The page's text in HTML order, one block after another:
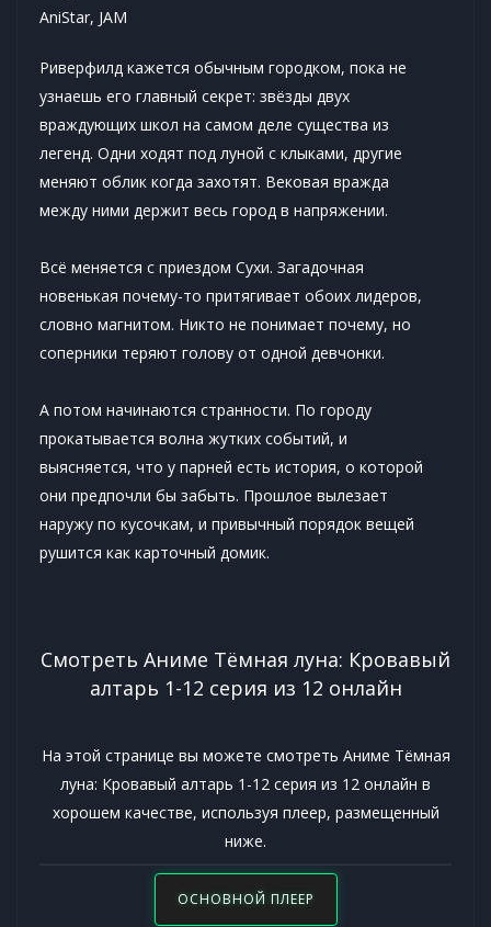
AniStar, JAM
Риверфилд кажется обычным городком, пока не
узнаешь его главный секрет: звёзды двух
враждующих школ на самом деле существа из
легенд. Одни ходят под луной с клыками, другие
меняют облик когда захотят. Вековая вражда
между ними держит весь город в напряжении.
Всё меняется с приездом Сухи. Загадочная
новенькая почему-то притягивает обоих лидеров,
словно магнитом. Никто не понимает почему, но
соперники теряют голову от одной девчонки.
А потом начинаются странности. По городу
прокатывается волна жутких событий, и
выясняется, что у парней есть история, о которой
они предпочли бы забыть. Прошлое вылезает
наружу по кусочкам, и привычный порядок вещей
рушится как карточный домик.
Смотреть Аниме Тёмная луна: Кровавый
алтарь 1-12 серия из 12 онлайн
На этой странице вы можете смотреть Аниме Тёмная
луна: Кровавый алтарь 1-12 серия из 12 онлайн в
хорошем качестве, используя плеер, размещенный
ниже.
ОСНОВНОЙ ПЛЕЕР